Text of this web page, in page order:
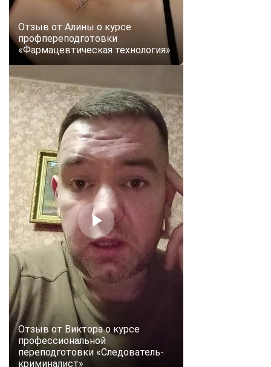
Отзыв от Алины о курсе
профпереподготовки
«Фармацевтическая технология»
Отзыв от Виктора о курсе
профессиональной
переподготовки «Следователь-
криминалист»